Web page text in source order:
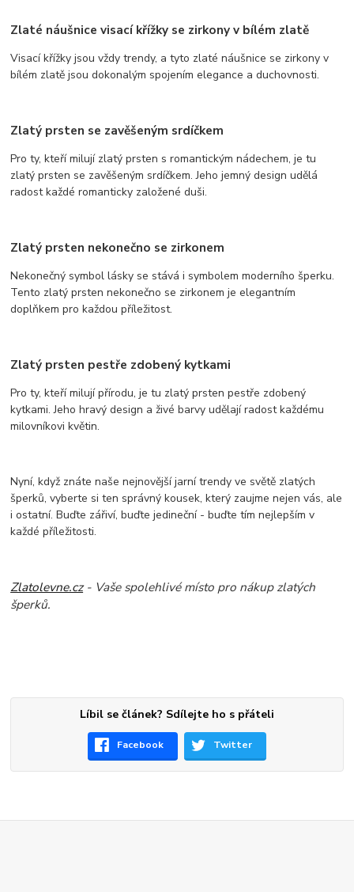
Zlaté náušnice visací křížky se zirkony v bílém zlatě
Visací křížky jsou vždy trendy, a tyto zlaté náušnice se zirkony v
bílém zlatě jsou dokonalým spojením elegance a duchovnosti.
Zlatý prsten se zavěšeným srdíčkem
Pro ty, kteří milují zlatý prsten s romantickým nádechem, je tu
zlatý prsten se zavěšeným srdíčkem. Jeho jemný design udělá
radost každé romanticky založené duši.
Zlatý prsten nekonečno se zirkonem
Nekonečný symbol lásky se stává i symbolem moderního šperku.
Tento zlatý prsten nekonečno se zirkonem je elegantním
doplňkem pro každou příležitost.
Zlatý prsten pestře zdobený kytkami
Pro ty, kteří milují přírodu, je tu zlatý prsten pestře zdobený
kytkami. Jeho hravý design a živé barvy udělají radost každému
milovníkovi květin.
Nyní, když znáte naše nejnovější jarní trendy ve světě zlatých
šperků, vyberte si ten správný kousek, který zaujme nejen vás, ale
i ostatní. Buďte zářiví, buďte jedineční - buďte tím nejlepším v
každé příležitosti.
Zlatolevne.cz- Vaše spolehlivé místo pro nákup zlatých
šperků.
Líbil se článek? Sdílejte ho s přáteli
Facebook Twitter